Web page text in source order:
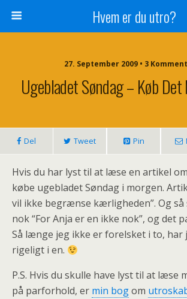
Hvem er du utro?
27. September 2009 • 3
Ugebladet Søndag – Køb
Del Tweet Pin
Hvis du har lyst til at læse en artikel
købe ugebladet Søndag i morgen.
vil ikke begrænse kærligheden”. Og
nok “For Anja er en ikke nok”, og det
Så længe jeg ikke er forelsket i to, har
rigeligt i en.
P.S. Hvis du skulle have lyst til at læse
på parforhold, er min bogom